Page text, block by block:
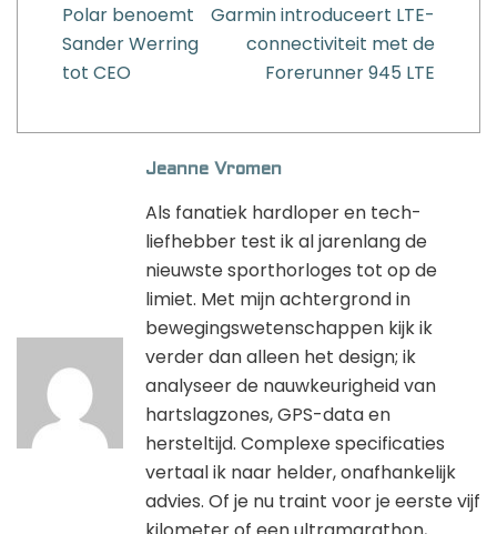
Polar benoemt
Sander Werring
tot CEO
Garmin introduceert LTE-
connectiviteit met de
Forerunner 945 LTE
Jeanne Vromen
Als fanatiek hardloper en tech-
liefhebber test ik al jarenlang de
nieuwste sporthorloges tot op de
limiet. Met mijn achtergrond in
bewegingswetenschappen kijk ik
verder dan alleen het design; ik
analyseer de nauwkeurigheid van
hartslagzones, GPS-data en
hersteltijd. Complexe specificaties
vertaal ik naar helder, onafhankelijk
advies. Of je nu traint voor je eerste vijf